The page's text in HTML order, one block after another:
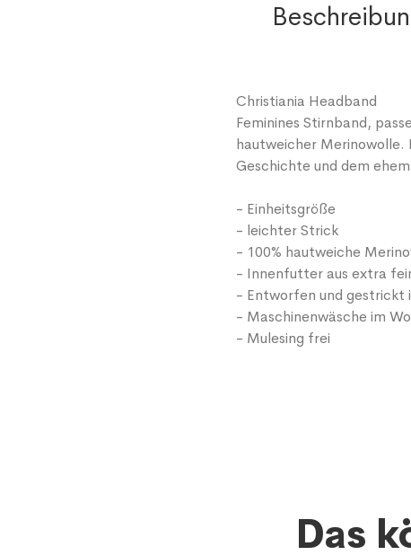
Christiania Headband
Feminines Stirnband,
hautweicher Merinowolle.
Geschichte und dem
- Einheitsgröße
- leichter Strick
- 100% hautweiche
- Innenfutter aus extra
- Entworfen und gestrickt
- Maschinenwäsche im
- Mulesing frei
Das